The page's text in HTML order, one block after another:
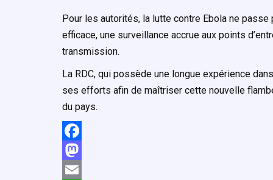
Pour les autorités, la lutte contre Ebola ne
efficace, une surveillance accrue aux points
transmission.
La RDC, qui possède une longue expérience
ses efforts afin de maîtriser cette nouvelle
du pays.
F
aM